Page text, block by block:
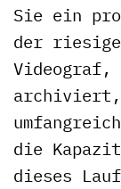
Sie ein
der
Videograf,
archiviert,
die
dieses